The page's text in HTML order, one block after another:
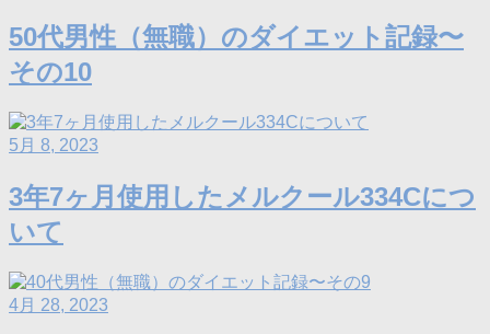
50代男性（無職）のダイエット記録〜
その10
5月 8, 2023
3年7ヶ月使用したメルクール334Cにつ
いて
4月 28, 2023